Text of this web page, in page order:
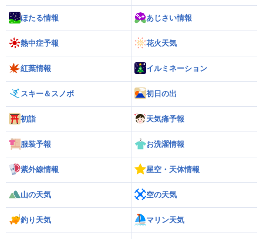
ほたる情報 あじさい情報
熱中症予報 花火天気
紅葉情報 イルミネーション
スキー＆スノボ 初日の出
初詣 天気痛予報
服装予報 お洗濯情報
紫外線情報 星空・天体情報
山の天気 空の天気
釣り天気 マリン天気